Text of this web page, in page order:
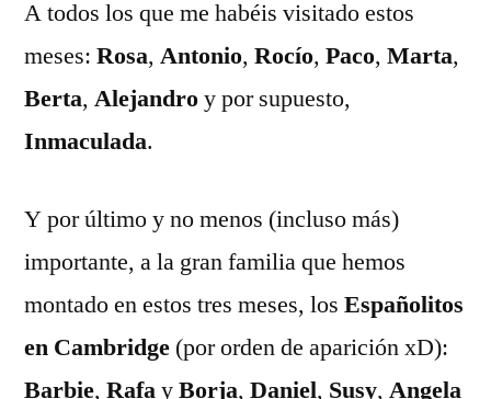
A todos los que me habéis visitado estos
meses: Rosa, Antonio, Rocío, Paco, Marta,
Berta, Alejandroy por supuesto,
Inmaculada.
Y por último y no menos (incluso más)
importante, a la gran familia que hemos
montado en estos tres meses, los Españolitos
en Cambridge (por orden de aparición xD):
Barbie, RafayBorja, Daniel, Susy, Angela